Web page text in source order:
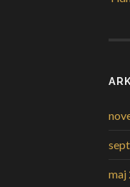
maj